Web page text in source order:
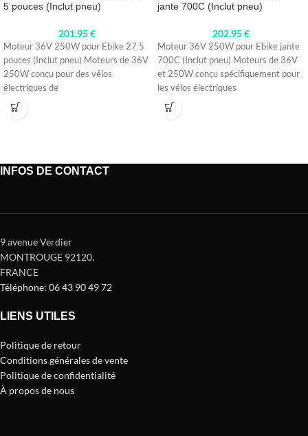
5 pouces (Inclut pneu)
201,95€
Moteur 36V 250W pour Ebike 27 5
pouces (Inclut pneu) Moteurs de 36V
250W conçu pour des vélos
électriques de
jante 700C (Inclut pneu)
202,95€
Moteur 36V 250W pour Ebike jante
700C (Inclut pneu) Moteurs de 36V
et 250W conçu spécifiquement pour
les vélos électriques
INFOS DE CONTACT
9 avenue Verdier
MONTROUGE 92120,
FRANCE
Téléphone: 06 43 90 49 72
LIENS UTILES
Politique de retour
Conditions générales de vente
Politique de confidentialité
À propos de nous